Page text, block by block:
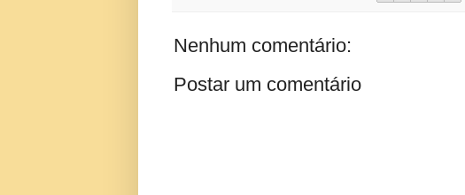
Nenhum comentário:
Postar um comentário